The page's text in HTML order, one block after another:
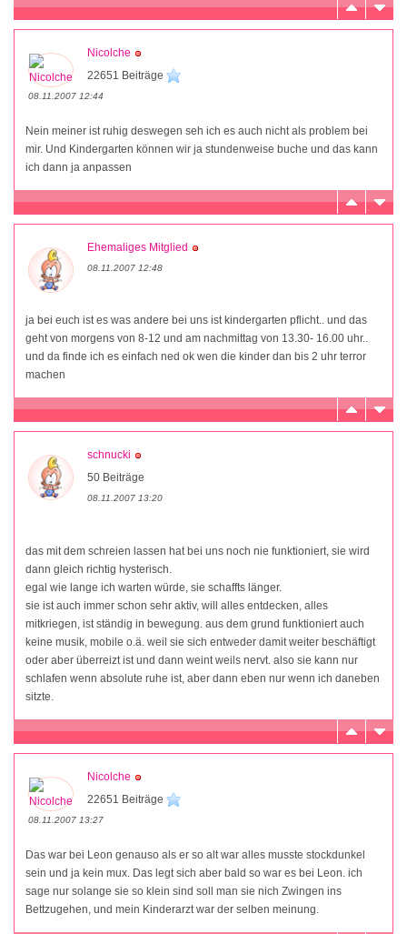
Nicolche
22651 Beiträge
08.11.2007 12:44
Nein meiner ist ruhig deswegen seh ich es auch nicht als problem bei
mir. Und Kindergarten können wir ja stundenweise buche und das kann
ich dann ja anpassen
Ehemaliges Mitglied
08.11.2007 12:48
ja bei euch ist es was andere bei uns ist kindergarten pflicht.. und das
geht von morgens von 8-12 und am nachmittag von 13.30- 16.00 uhr..
und da finde ich es einfach ned ok wen die kinder dan bis 2 uhr terror
machen
schnucki
50 Beiträge
08.11.2007 13:20
das mit dem schreien lassen hat bei uns noch nie funktioniert, sie wird
dann gleich richtig hysterisch.
egal wie lange ich warten würde, sie schaffts länger.
sie ist auch immer schon sehr aktiv, will alles entdecken, alles
mitkriegen, ist ständig in bewegung. aus dem grund funktioniert auch
keine musik, mobile o.ä. weil sie sich entweder damit weiter beschäftigt
oder aber überreizt ist und dann weint weils nervt. also sie kann nur
schlafen wenn absolute ruhe ist, aber dann eben nur wenn ich daneben
sitzte.
Nicolche
22651 Beiträge
08.11.2007 13:27
Das war bei Leon genauso als er so alt war alles musste stockdunkel
sein und ja kein mux. Das legt sich aber bald so war es bei Leon. ich
sage nur solange sie so klein sind soll man sie nich Zwingen ins
Bettzugehen, und mein Kinderarzt war der selben meinung.